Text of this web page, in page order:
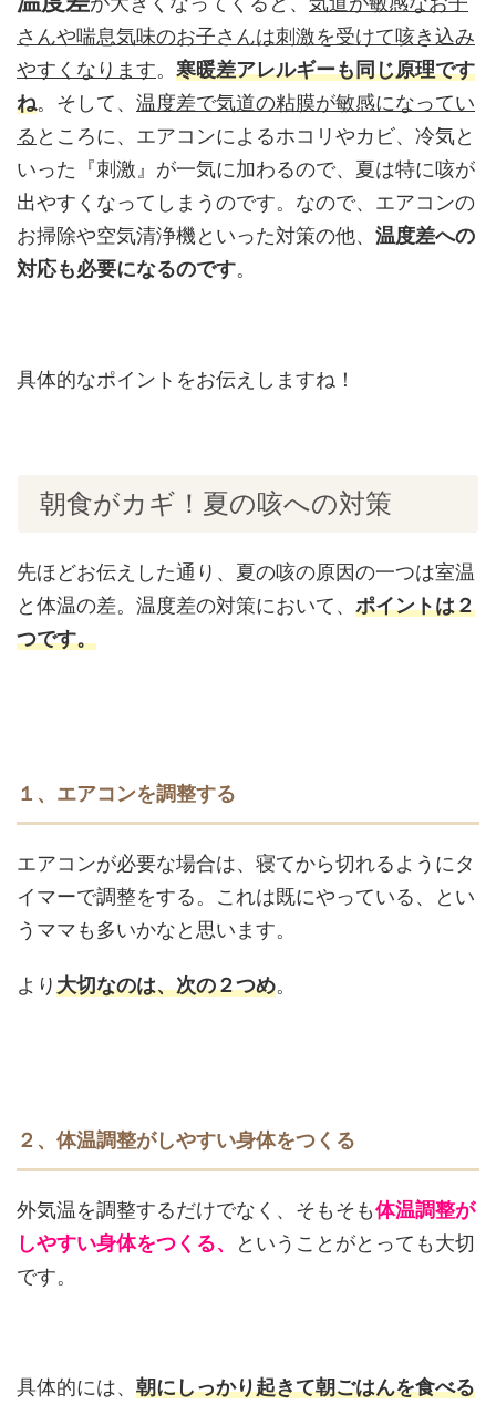
さんや喘息気味のお子さんは刺激を受けて咳き込み
やすくなります。 寒暖差アレルギーも同じ原理です
ね。そして、 温度差で気道の粘膜が敏感になってい
る ところに、エアコンによるホコリやカビ、冷気と
いった『刺激』が一気に加わるので、夏は特に咳が
出やすくなってしまうのです。なので、エアコンの
お掃除や空気清浄機といった対策の他、 温度差への
対応も必要になるのです。
具体的なポイントをお伝えしますね！
朝食がカギ！夏の咳への対策
先ほどお伝えした通り、夏の咳の原因の一つは室温
と体温の差。温度差の対策において、 ポイントは２
つです。
１、エアコンを調整する
エアコンが必要な場合は、寝てから切れるようにタ
イマーで調整をする。これは既にやっている、とい
うママも多いかなと思います。
より大切なのは、次の２つめ。
２、体温調整がしやすい身体をつくる
外気温を調整するだけでなく、そもそも体温調整が
しやすい身体をつくる、
ということがとっても大切
です。
具体的には、 朝にしっかり起きて朝ごはんを食べる